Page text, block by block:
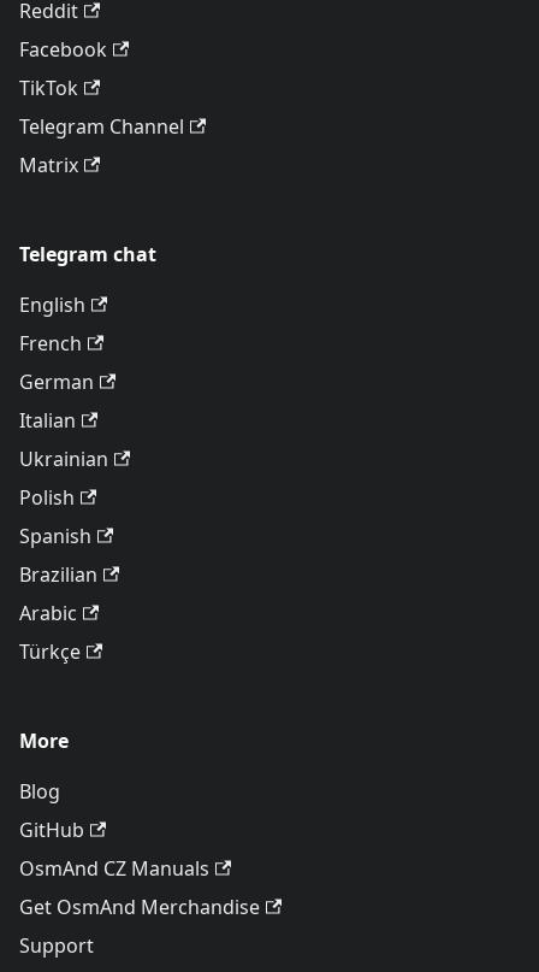
Reddit
Facebook
TikTok
Telegram Channel
Matrix
Telegram chat
English
French
German
Italian
Ukrainian
Polish
Spanish
Brazilian
Arabic
Türkçe
More
Blog
GitHub
OsmAnd CZ Manuals
Get OsmAnd Merchandise
Support